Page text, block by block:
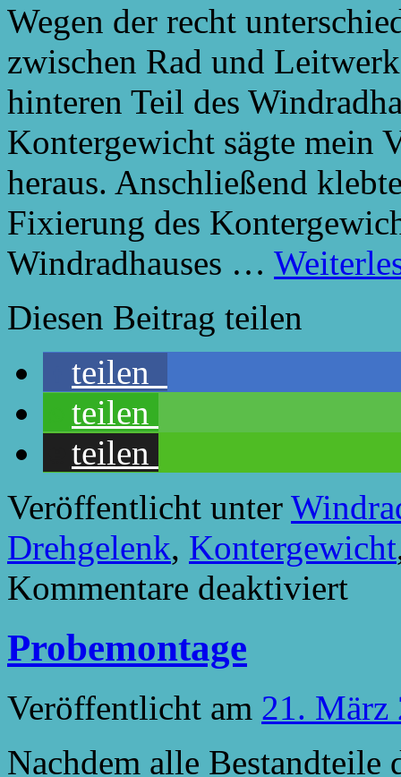
Wegen der recht
zwischen Rad und
hinteren Teil des
Kontergewicht sägte mein
heraus. Anschließend
Fixierung des
Windradhauses …
Diesen Beitrag teilen
teilen
teilen
teilen
Veröffentlicht unter
Drehgelenk, Kontergewicht
Kommentare deaktiviert
Probemontage
Veröffentlicht am 21. März
Nachdem alle Bestandteile